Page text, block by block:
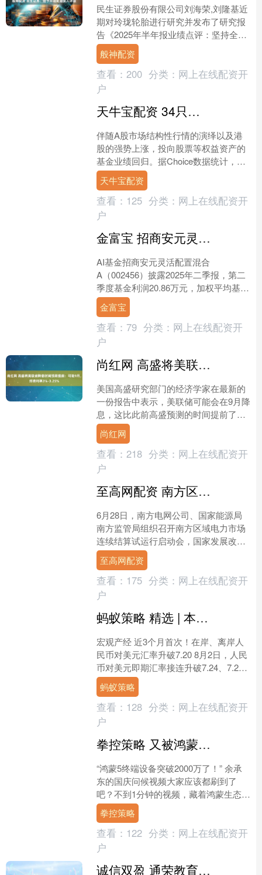
民生证券股份有限公司刘海荣,刘隆基近
期对玲珑轮胎进行研究并发布了研究报
告《2025年半年报业绩点评：坚持全球
化布局，智能制造加速出海》，给予玲
珑轮胎买入评级。 ....
般神配资
查看： 200 分类： 网上在线配资开
户
天牛宝配资 34只主动权益基金近一年收益率超100% 广发基金上榜产品数量居首
伴随A股市场结构性行情的演绎以及港
股的强势上涨，投向股票等权益资产的
基金业绩回归。据Choice数据统计，截
至7月25日，市场上共有54只基金近一
年收益率超过1....
天牛宝配资
查看： 125 分类： 网上在线配资开
户
金富宝 招商安元灵活配置混合A：2025年第二季度利润20.86万元 净值增长率0.75%
AI基金招商安元灵活配置混合
A（002456）披露2025年二季报，第二
季度基金利润20.86万元，加权平均基金
份额本期利润0.0093元。报告期内，基
金净值增....
金富宝
查看： 79 分类： 网上在线配资开
户
尚红网 高盛将美联储降息时间预期提前：可能9月，终端利率3%-3.25%
美国高盛研究部门的经济学家在最新的
一份报告中表示，美联储可能会在9月降
息，这比此前高盛预测的时间提前了三
个月。高盛首席美国经济学家David
Mericle表示....
尚红网
查看： 218 分类： 网上在线配资开
户
至高网配资 南方区域电力市场启动连续结算试运行，全国统一电力市场建设取得重大标志性成果_规模
6月28日，南方电网公司、国家能源局
南方监管局组织召开南方区域电力市场
连续结算试运行启动会，国家发展改革
委党组成员、副主任李春临，国家能源
局党组成员、副局长万劲....
至高网配资
查看： 175 分类： 网上在线配资开
户
蚂蚁策略 精选 | 本周重大资讯回顾 (7/29-8/2)
宏观产经 近3个月首次！在岸、离岸人
民币对美元汇率升破7.20 8月2日，人民
币对美元即期汇率接连升破7.24、7.23
和7.22关口，午后涨幅扩大，进一步升
破....
蚂蚁策略
查看： 128 分类： 网上在线配资开
户
拳控策略 又被鸿蒙5“秀”到了…终端数量破2000万，还有专属福利可以领
“鸿蒙5终端设备突破2000万了！” 余承
东的国庆问候视频大家应该都刷到了
吧？不到1分钟的视频，藏着鸿蒙生态两
周年的重磅惊喜。从2023年9月鸿蒙应
用开发全面启....
拳控策略
查看： 122 分类： 网上在线配资开
户
诚信双盈 通荣教育单招培训学校师资力量如何